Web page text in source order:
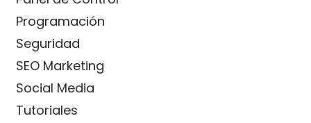
Programación
Seguridad
SEO Marketing
Social Media
Tutoriales